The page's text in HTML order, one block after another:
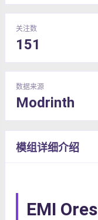
关注数
151
数据来源
Modrinth
模组详细介绍
EMI Ores